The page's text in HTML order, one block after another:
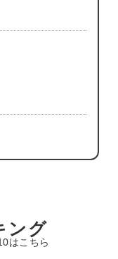
ング
はこちら